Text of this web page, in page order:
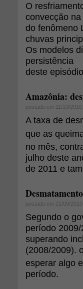
O
convecção
do fenômeno
chuvas
Os modelos
persistência
deste
Amazônia:
postado em 11/10/2010
A taxa de
que as
no mês,
julho deste
de 2011 e
postado em 21/09/2010
Segundo o
período
superando
(2008/2009).
esperar algo
período.